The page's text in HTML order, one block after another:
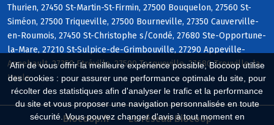
Afin de vous offrir la meilleure expérience possible, Biocoop utilise
des cookies : pour assurer une performance optimale du site, pour
récolter des statistiques afin d'analyser le trafic et la performance
du site et vous proposer une navigation personnalisée en toute
sécurité. Vous pouvez changer d'avis à tout moment en
Thurien, 27450 St-Martin-St-Firmin, 27500 Bouquelon, 27560 St-
Siméon, 27500 Triqueville, 27500 Bourneville, 27350 Cauverville-
en-Roumois, 27450 St-Christophe s/Condé, 27680 Ste-Opportune-
la-Mare, 27210 St-Sulpice-de-Grimbouville, 27290 Appeville-
Annebault, 27350 Etréville, 27500 Tocqueville, 27680 Trouville-la-
Haule
Biocoop.fr Le réseau Biocoop